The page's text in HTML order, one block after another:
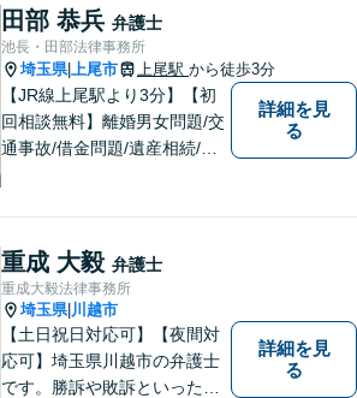
なってしまうことがあると思
います。そんな時は、お気軽
に私にご相談ください。
田部 恭兵 弁護士
池長・田部法律事務所
埼玉県| 上尾市 上尾駅 から徒歩3分
【JR線上尾駅より3分】【初
回相談無料】離婚男女問題/交
通事故/借金問題/遺産相続/債
に無料相談を時間を区切らず
に設けております。ぜひ、お
気軽にご相談ください。
詳細を見
る
重成 大毅 弁護士
重成大毅法律事務所
埼玉県| 川越市
【土日祝日対応可】【夜間対
応可】埼玉県川越市の弁護士
です。勝訴や敗訴といった結
詳細を見
る